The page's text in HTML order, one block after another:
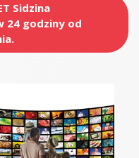
Sidzina
24 godziny od